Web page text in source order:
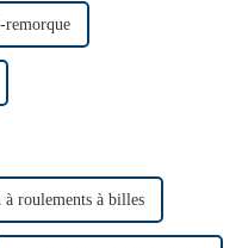
remorque
roulements à billes